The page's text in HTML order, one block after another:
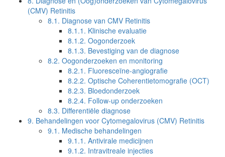
(CMV) Retinitis
8.1. Diagnose van CMV Retinitis
8.1.1. Klinische evaluatie
8.1.2. Oogonderzoek
8.1.3. Bevestiging van de diagnose
8.2. Oogonderzoeken en monitoring
8.2.1. Fluoresceïne-angiografie
8.2.2. Optische Coherentietomografie (OCT)
8.2.3. Bloedonderzoek
8.2.4. Follow-up onderzoeken
8.3. Differentiële diagnose
9. Behandelingen voor Cytomegalovirus (CMV) Retinitis
9.1. Medische behandelingen
9.1.1. Antivirale medicijnen
9.1.2. Intravitreale injecties